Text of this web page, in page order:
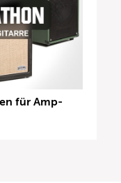
für Amp-